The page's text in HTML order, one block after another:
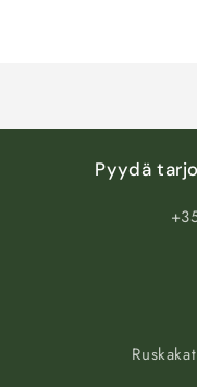
Pyydä